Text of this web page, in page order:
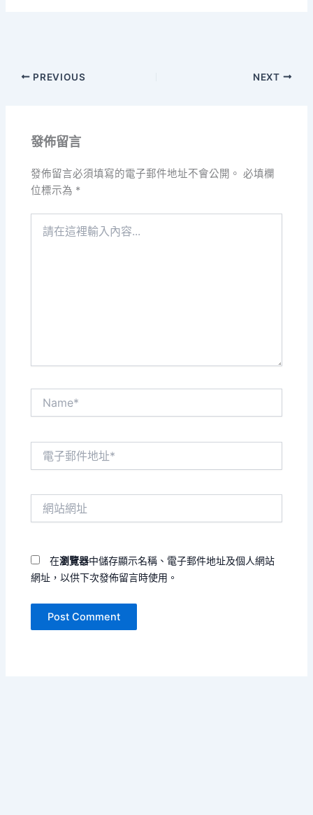
PREVIOUS NEXT
發佈留言
發佈留言必須填寫的電子郵件地址不會公開。 必填欄
位標示為 *
在瀏覽器中儲存顯示名稱、電子郵件地址及個人網站
網址，以供下次發佈留言時使用。